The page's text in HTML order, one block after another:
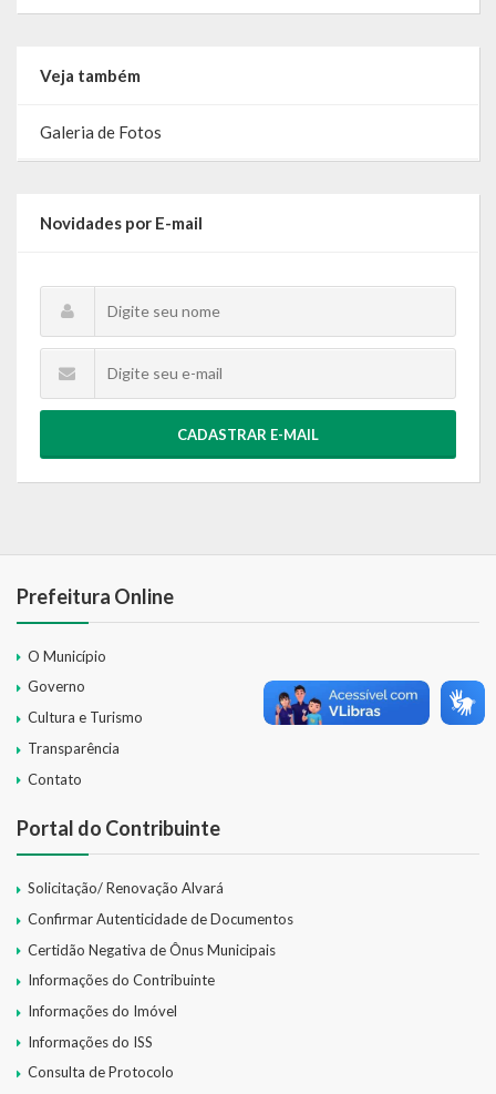
Cultura e Turismo
Publicações
Contas Públicas
Demonstrativos Contábeis
Prestação de Contas
Editais
RGF
Publicações Diversas
Eleições Conselho Tutelar
Licitações
Portal da Transparência
SIC
Contratos
Veja também
Galeria de Fotos
Novidades por E-mail
CADASTRAR E-MAIL
Prefeitura Online
O Município
Governo
Cultura e Turismo
Transparência
Contato
Portal do Contribuinte
Solicitação/ Renovação Alvará
Confirmar Autenticidade de Documentos
Certidão Negativa de Ônus Municipais
Informações do Contribuinte
Informações do Imóvel
Informações do ISS
Consulta de Protocolo